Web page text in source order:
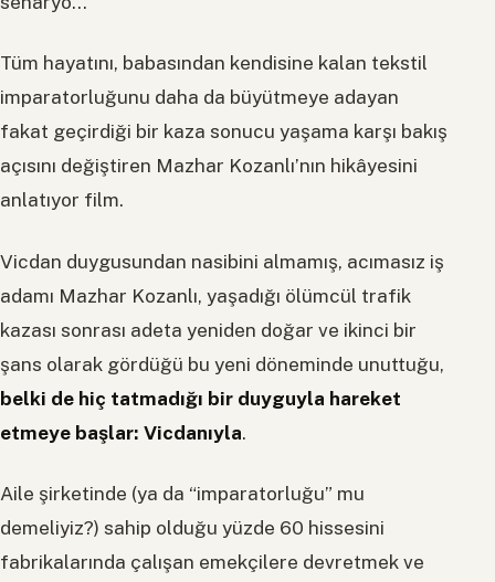
Tüm hayatını, babasından kendisine kalan tekstil
imparatorluğunu daha da büyütmeye adayan
fakat geçirdiği bir kaza sonucu yaşama karşı bakış
açısını değiştiren Mazhar Kozanlı’nın hikâyesini
anlatıyor film.
Vicdan duygusundan nasibini almamış, acımasız iş
adamı Mazhar Kozanlı, yaşadığı ölümcül trafik
kazası sonrası adeta yeniden doğar ve ikinci bir
şans olarak gördüğü bu yeni döneminde unuttuğu,
belki de hiç tatmadığı bir duyguyla hareket
etmeye başlar: Vicdanıyla.
Aile şirketinde (ya da “imparatorluğu” mu
demeliyiz?) sahip olduğu yüzde 60 hissesini
fabrikalarında çalışan emekçilere devretmek ve